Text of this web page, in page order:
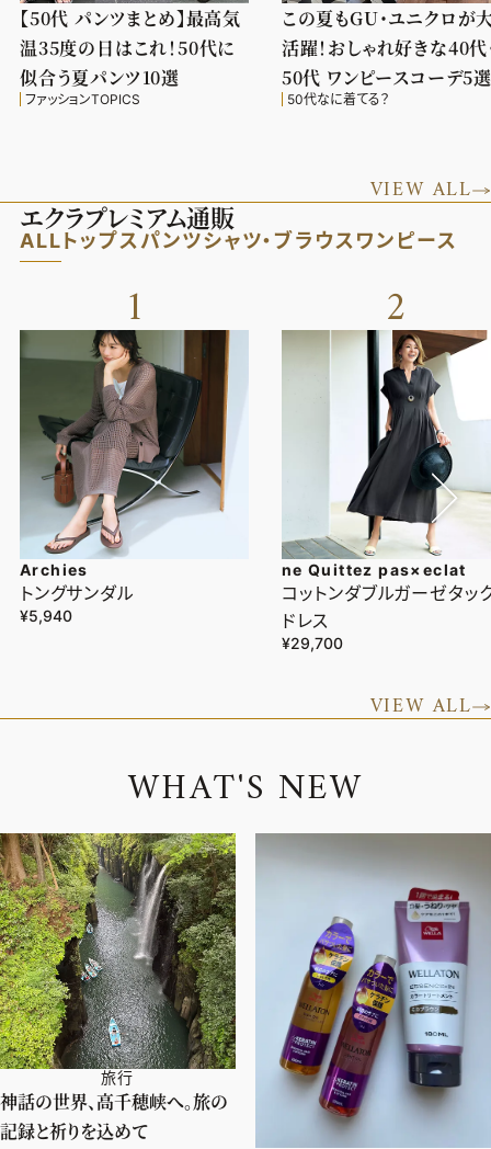
【50代 パンツまとめ】最高気
温35度の日はこれ！50代に
似合う夏パンツ10選
ファッションTOPICS
この夏もGU・ユニクロが
活躍！おしゃれ好きな40代
50代 ワンピースコーデ5
50代なに着てる？
VIEW ALL
エクラプレミアム通販
ALLトップス パンツシャツ・ブラウス ワンピース
1
Archies
トングサンダル
¥5,940
2
ne Quittez pas×eclat
コットンダブルガーゼタッ
ドレス
¥29,700
VIEW ALL
WHAT'S NEW
旅行
神話の世界、高千穂峡へ。旅の
記録と祈りを込めて